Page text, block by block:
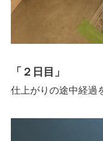
「２日目」
仕上がりの途中経過